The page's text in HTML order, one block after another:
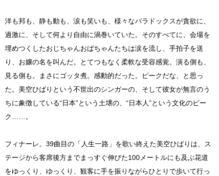
洋も邦も、静も動も、涙も笑いも、様々なパラドックスが貪欲に、
過激に、そして何より自由に渦巻いていた。そのすべてに、会場を
埋めつくしたおじちゃんおばちゃんたちは涙を流し、手拍子を送
り、お嬢の名を叫んだ。とてつもなく柔軟な受容感覚。演る側も、
見る側も。まさにゴッタ煮。感動的だった。ピークだな、と思っ
た。美空ひばりという不世出のシンガーの、そして彼女が無言のう
ちに象徴している“日本”という土壌の、“日本人”という文化のピー
ク……。
フィナーレ。39曲目の「人生一路」を歌い終えた美空ひばりは、ス
テージから客席後方までまっすぐ伸びた100メートルにも及ぶ花道
をゆっくり、ゆっくり、観客に手を振りながらひとりで歩いて行っ